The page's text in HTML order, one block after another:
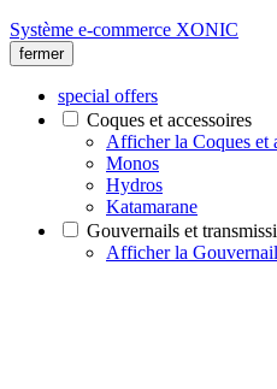
Système e-commerce XONIC
fermer
special offers
Coques et accessoires
Afficher la Coques et
Monos
Hydros
Katamarane
Gouvernails et
Afficher la